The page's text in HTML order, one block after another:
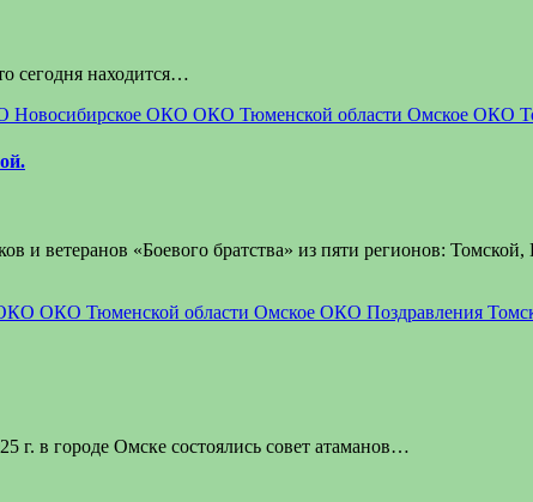
сегодня находится…
Новосибирское ОКО ОКО Тюменской области Омское ОКО
ветеранов «Боевого братства» из пяти регионов:
ОКО Тюменской области Омское ОКО Поздравления
г. в городе Омске состоялись совет атаманов…